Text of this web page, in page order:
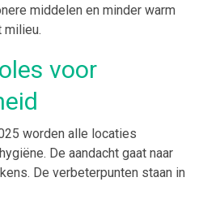
middelen en minder warm
milieu.
voor
worden alle locaties
De aandacht gaat naar
De verbeterpunten staan in